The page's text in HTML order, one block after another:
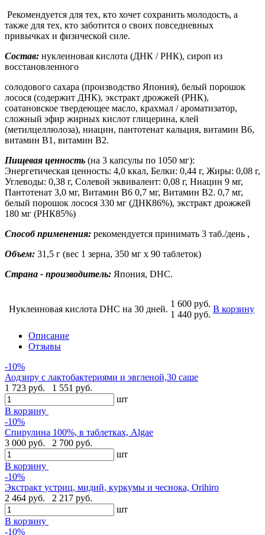
Рекомендуется для тех, кто хочет сохранить молодость, а
также для тех, кто заботится о своих повседневных
привычках и физической силе.
Состав: нуклеиновая кислота (ДНК / РНК), сироп из
восстановленного
солодового сахара (производство Япония), белый порошок
лосося (содержит ДНК), экстракт дрожжей (РНК),
соатановское твердеющее масло, крахмал / ароматизатор,
сложный эфир жирных кислот глицерина, клей
(метилцеллюлоза), ниацин, пантотенат кальция, витамин B6,
витамин B1, витамин B2.
Пищевая ценность (на 3 капсулы по 1050 мг):
Энергетическая ценность: 4,0 ккал, Белки: 0,44 г, Жиры: 0,08 г,
Углеводы: 0,38 г, Солевой эквивалент: 0,08 г, Ниацин 9 мг,
Пантотенат 3,0 мг, Витамин B6 0,7 мг, Витамин B2. 0,7 мг,
белый порошок лосося 330 мг (ДНК86%), экстракт дрожжей
180 мг (РНК85%)
Способ применения: рекомендуется принимать 3 таб./день ,
Объем: 31,5 г (вес 1 зерна, 350 мг x 90 таблеток)
Страна - производитель: Япония, DHC.
Нуклеиновая кислота DHC на 30 дней.
1 600 руб.
1 440 руб.
В корзину
Описание
Отзывы
-10%
Аодзиру с лактобактериями и эвгленой,30 саше
1 723 руб.
1 551 руб.
шт
В корзину
-10%
Спирулина 100%, в таблетках, Algae
3 000 руб.
2 700 руб.
шт
В корзину
-10%
Экстракт устриц, мидий, куркумы и чеснока, Orihiro
2 464 руб.
2 217 руб.
шт
В корзину
-10%